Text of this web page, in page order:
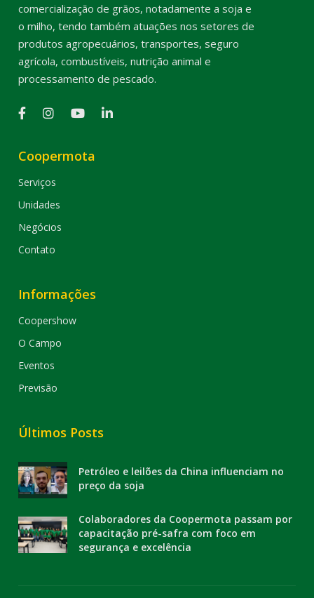
comercialização de grãos, notadamente a soja e
o milho, tendo também atuações nos setores de
produtos agropecuários, transportes, seguro
agrícola, combustíveis, nutrição animal e
processamento de pescado.
Coopermota
Serviços
Unidades
Negócios
Contato
Informações
Coopershow
O Campo
Eventos
Previsão
Últimos Posts
Petróleo e leilões da China influenciam no
preço da soja
Colaboradores da Coopermota passam por
capacitação pré-safra com foco em
segurança e excelência